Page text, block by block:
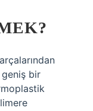
geniş bir